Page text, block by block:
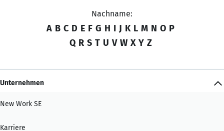
Nachname:
A B C D E F G H I J K L M N O P
Q R S T U V W X Y Z
Unternehmen
New Work SE
Karriere